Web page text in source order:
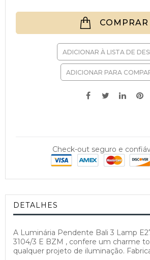
COMPRAR
ADICIONAR À LISTA DE
ADICIONAR PARA
Check-out seguro e
DETALHES
A Luminária Pendente Bali 3 Lamp
3104/3 E BZM , confere um charme
qualquer projeto de iluminação.